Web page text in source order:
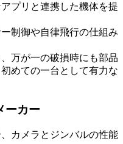
プリと連携した機体を提
制御や自律飛行の仕組み
万が一の破損時にも部品
めての一台として有力な
ーカー
カメラとジンバルの性能